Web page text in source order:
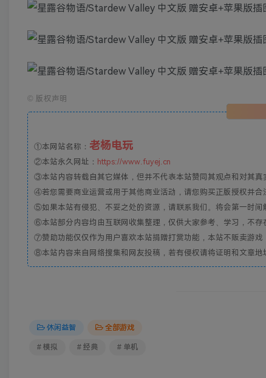
© 版权声明
①本网站名称： 老杨电玩
②本站永久网址： https://www.fuyej.cn
③本站内容转载自其它媒体，但并不代表本站赞同其观点和对其真
④若您需要商业运营或用于其他商业活动，请您购买正版授权并合
⑤如果本站有侵犯、不妥之处的资源，请联系我们。将会第一时间
⑥本站部分内容均由互联网收集整理，仅供大家参考、学习，不存
⑦赞助功能仅仅作为用户喜欢本站捐赠打赏功能，本站不贩卖游戏
⑧本站内容来自网络搜集和网友投稿，若有侵权请将证明和文章
休闲益智 全部游戏
# 模拟 # 经典 # 单机